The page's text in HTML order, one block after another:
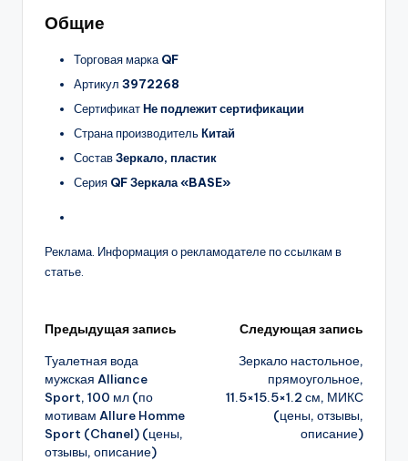
Общие
Торговая марка QF
Артикул 3972268
СертификатНе подлежит сертификации
Страна производительКитай
СоставЗеркало, пластик
Серия QF Зеркала «BASE»
Реклама. Информация о рекламодателе по ссылкам в
статье.
Навигация
записи
Предыдущая запись
Туалетная вода
мужская Alliance
Sport, 100 мл (по
мотивам Allure Homme
Sport (Chanel) (цены,
отзывы, описание)
Следующая запись
Зеркало настольное,
прямоугольное,
11.5×15.5×1.2 см, МИКС
(цены, отзывы,
описание)